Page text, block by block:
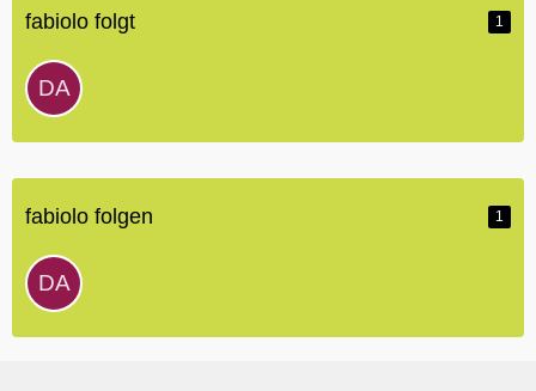
fabiolo folgt 1
fabiolo folgen 1